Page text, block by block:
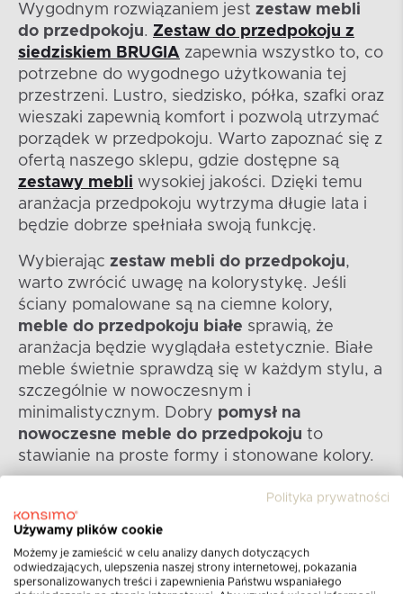
Wygodnym rozwiązaniem jest zestaw mebli
do przedpokoju. Zestaw do przedpokoju z
siedziskiem BRUGIA zapewnia wszystko to, co
potrzebne do wygodnego użytkowania tej
przestrzeni. Lustro, siedzisko, półka, szafki oraz
wieszaki zapewnią komfort i pozwolą utrzymać
porządek w przedpokoju. Warto zapoznać się z
ofertą naszego sklepu, gdzie dostępne są
zestawy mebli wysokiej jakości. Dzięki temu
aranżacja przedpokoju wytrzyma długie lata i
będzie dobrze spełniała swoją funkcję.
Wybierając zestaw mebli do przedpokoju,
warto zwrócić uwagę na kolorystykę. Jeśli
ściany pomalowane są na ciemne kolory,
meble do przedpokoju białe sprawią, że
aranżacja będzie wyglądała estetycznie. Białe
meble świetnie sprawdzą się w każdym stylu, a
szczególnie w nowoczesnym i
minimalistycznym. Dobry pomysł na
nowoczesne meble do przedpokoju to
stawianie na proste formy i stonowane kolory.
-13%
Polityka prywatności
Używamy plików cookie
Możemy je zamieścić w celu analizy danych dotyczących
odwiedzających, ulepszenia naszej strony internetowej, pokazania
spersonalizowanych treści i zapewnienia Państwu wspaniałego